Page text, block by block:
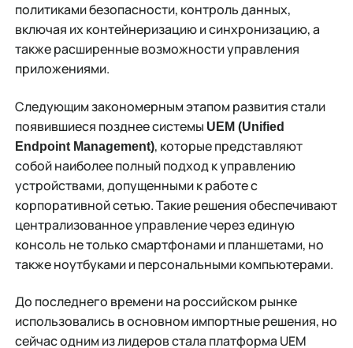
политиками безопасности, контроль данных,
включая их контейнеризацию и синхронизацию, а
также расширенные возможности управления
приложениями.
Следующим закономерным этапом развития стали
появившиеся позднее системы UEM (Unified
Endpoint Management), которые представляют
собой наиболее полный подход к управлению
устройствами, допущенными к работе с
корпоративной сетью. Такие решения обеспечивают
централизованное управление через единую
консоль не только смартфонами и планшетами, но
также ноутбуками и персональными компьютерами.
До последнего времени на российском рынке
использовались в основном импортные решения, но
сейчас одним из лидеров стала платформа UEM